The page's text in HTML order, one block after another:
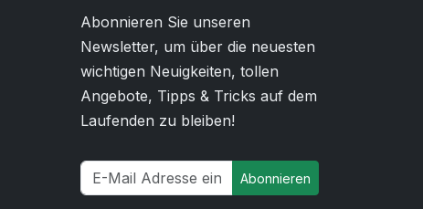
Abonnieren Sie unseren
Newsletter, um über die neuesten
wichtigen Neuigkeiten, tollen
Angebote, Tipps & Tricks auf dem
Laufenden zu bleiben!
Abonnieren